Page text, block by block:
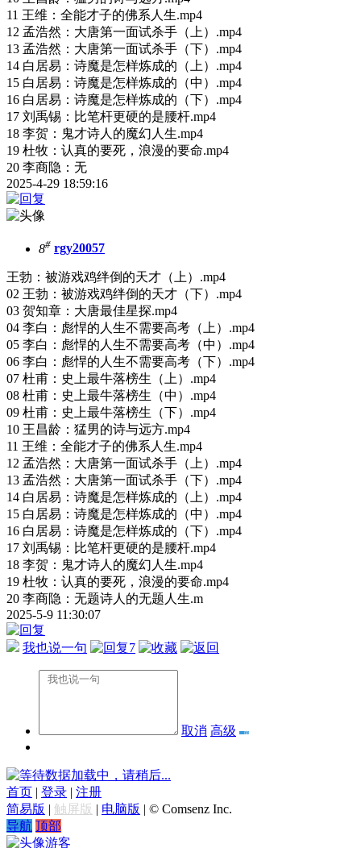
11 王维：全能才子的佛系人生.mp4
12 孟浩然：大唐第一面试杀手（上）.mp4
13 孟浩然：大唐第一面试杀手（下）.mp4
14 白居易：诗魔是怎样炼成的（上）.mp4
15 白居易：诗魔是怎样炼成的（中）.mp4
16 白居易：诗魔是怎样炼成的（下）.mp4
17 刘禹锡：比笔杆更硬的是腰杆.mp4
18 李贺：鬼才诗人的魔幻人生.mp4
19 杜牧：认真的要死，浪漫的要命.mp4
20 李商隐：无
2025-4-29 18:59:16
8# rgy20057
王勃：被游戏鸡绊倒的天才（上）.mp4
02 王勃：被游戏鸡绊倒的天才（下）.mp4
03 贺知章：大唐最佳星探.mp4
04 李白：彪悍的人生不需要高考（上）.mp4
05 李白：彪悍的人生不需要高考（中）.mp4
06 李白：彪悍的人生不需要高考（下）.mp4
07 杜甫：史上最牛落榜生（上）.mp4
08 杜甫：史上最牛落榜生（中）.mp4
09 杜甫：史上最牛落榜生（下）.mp4
10 王昌龄：猛男的诗与远方.mp4
11 王维：全能才子的佛系人生.mp4
12 孟浩然：大唐第一面试杀手（上）.mp4
13 孟浩然：大唐第一面试杀手（下）.mp4
14 白居易：诗魔是怎样炼成的（上）.mp4
15 白居易：诗魔是怎样炼成的（中）.mp4
16 白居易：诗魔是怎样炼成的（下）.mp4
17 刘禹锡：比笔杆更硬的是腰杆.mp4
18 李贺：鬼才诗人的魔幻人生.mp4
19 杜牧：认真的要死，浪漫的要命.mp4
20 李商隐：无题诗人的无题人生.m
2025-5-9 11:30:07
我也说一句 7
取消 高级
数据加载中，请稍后...
首页 | 登录 | 注册
简易版 | 触屏版 | 电脑版 | © Comsenz Inc.
导航 顶部
游客